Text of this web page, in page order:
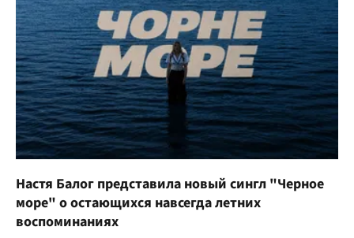
Настя Балог представила новый сингл "Черное
море" о остающихся навсегда летних
воспоминаниях